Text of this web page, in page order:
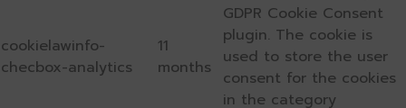
cookielawinfo-
checbox-analytics
11
months
GDPR Cookie Consent
plugin. The cookie is
used to store the user
consent for the cookies
in the category